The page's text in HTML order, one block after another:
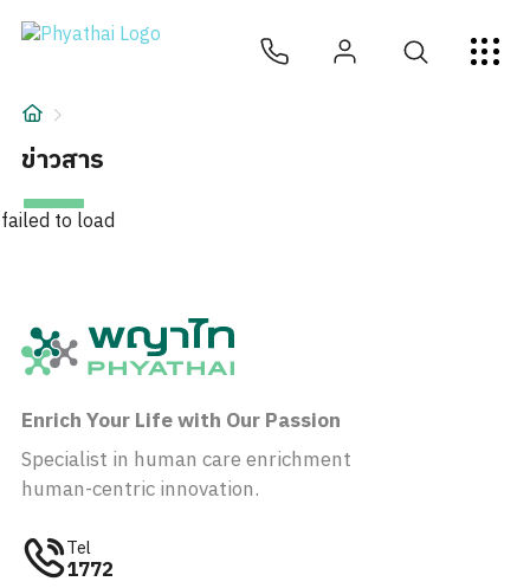
TH English
บทความ
เกี่ยวกับเรา
ข่าวสาร
failed to load
Enrich Your Life with Our Passion
Specialist in human care enrichment
human-centric innovation.
Tel
1772